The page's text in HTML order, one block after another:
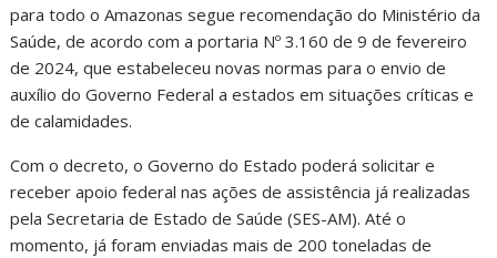
para todo o Amazonas segue recomendação do Ministério da
Saúde, de acordo com a portaria Nº 3.160 de 9 de fevereiro
de 2024, que estabeleceu novas normas para o envio de
auxílio do Governo Federal a estados em situações críticas e
de calamidades.
Com o decreto, o Governo do Estado poderá solicitar e
receber apoio federal nas ações de assistência já realizadas
pela Secretaria de Estado de Saúde (SES-AM). Até o
momento, já foram enviadas mais de 200 toneladas de